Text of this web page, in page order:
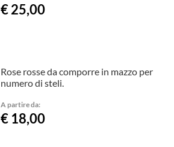
€ 25,00
Rose rosse da comporre in mazzo per
numero di steli.
A partire da:
€ 18,00